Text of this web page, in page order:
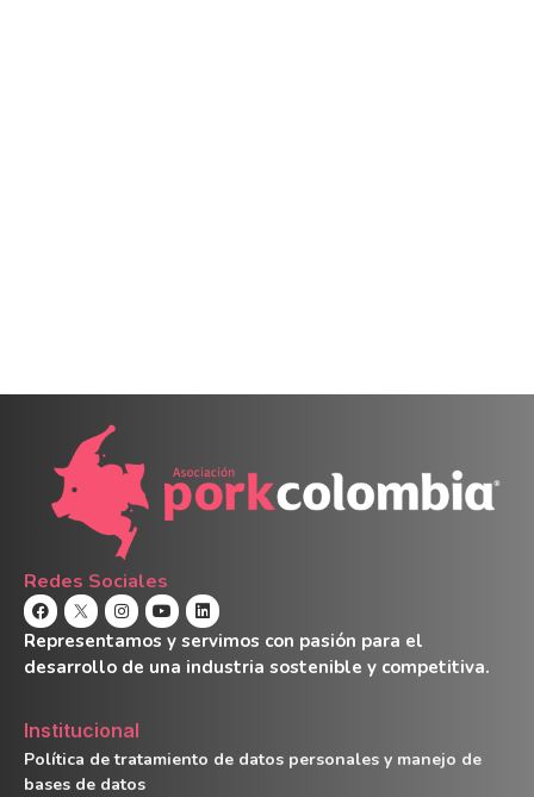
Redes Sociales
Representamos y servimos con pasión para el
desarrollo de una industria sostenible y competitiva.
Institucional
Política de tratamiento de datos personales y manejo de
bases de datos